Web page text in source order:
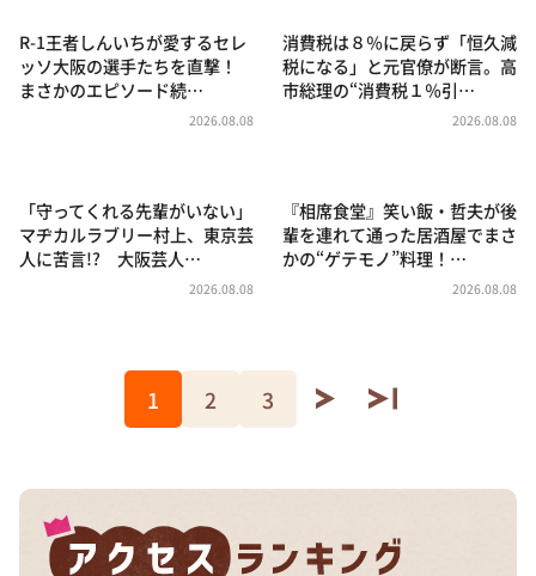
R-1王者しんいちが愛するセレ
ッソ大阪の選手たちを直撃！
まさかのエピソード続…
2026.08.08
消費税は８％に戻らず「恒久減
税になる」と元官僚が断言。高
市総理の“消費税１％引…
2026.08.08
「守ってくれる先輩がいない」
マヂカルラブリー村上、東京芸
人に苦言!? 大阪芸人…
2026.08.08
『相席食堂』笑い飯・哲夫が後
輩を連れて通った居酒屋でまさ
かの“ゲテモノ”料理！…
2026.08.08
1 2 3